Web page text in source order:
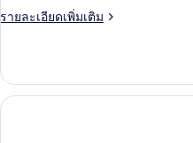
รายละเอียดเพิ่มเติม
ราย
เกี่ยว
กับ
ห้อง